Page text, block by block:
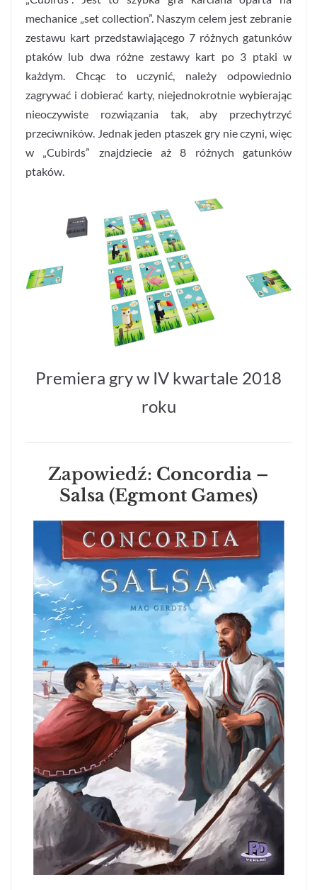
mechanice „set collection”. Naszym celem jest zebranie
zestawu kart przedstawiającego 7 różnych gatunków
ptaków lub dwa różne zestawy kart po 3 ptaki w
każdym. Chcąc to uczynić, należy odpowiednio
zagrywać i dobierać karty, niejednokrotnie wybierając
nieoczywiste rozwiązania tak, aby przechytrzyć
przeciwników. Jednak jeden ptaszek gry nie czyni, więc
w „Cubirds” znajdziecie aż 8 różnych gatunków
ptaków.
Premiera gry w IV kwartale 2018
roku
Zapowiedź: Concordia –
Salsa (Egmont Games)